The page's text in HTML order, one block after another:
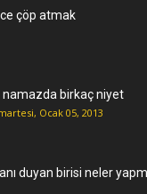
çöp atmak
namazda birkaç niyet
Ocak 05, 2013
duyan birisi neler